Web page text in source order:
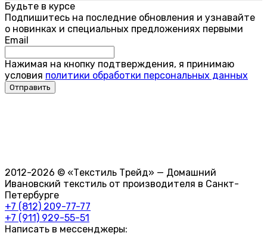
Будьте в курсе
Подпишитесь на последние обновления и узнавайте
о новинках и специальных предложениях первыми
Email
Нажимая на кнопку подтверждения, я принимаю
условия политики обработки персональных данных
2012-2026 © «Текстиль Трейд» — Домашний
Ивановский текстиль от производителя в Санкт-
Петербурге
+7 (812) 209-77-77
+7 (911) 929-55-51
Написать в мессенджеры: